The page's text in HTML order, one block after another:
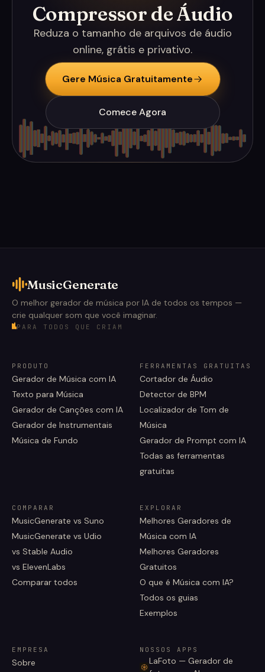
Compressor de Áudio
Reduza o tamanho de arquivos de áudio
online, grátis e privativo.
Gere Música Gratuitamente
Comece Agora
MusicGenerate
O melhor gerador de música por IA de todos os tempos —
crie qualquer som que você imaginar.
PARA TODOS QUE CRIAM
PRODUTO
Gerador de Música com IA
Texto para Música
Gerador de Canções com IA
Gerador de Instrumentais
Música de Fundo
FERRAMENTAS GRATUITAS
Cortador de Áudio
Detector de BPM
Localizador de Tom de
Música
Gerador de Prompt com IA
Todas as ferramentas
gratuitas
COMPARAR
MusicGenerate vs Suno
MusicGenerate vs Udio
vs Stable Audio
vs ElevenLabs
Comparar todos
EXPLORAR
Melhores Geradores de
Música com IA
Melhores Geradores
Gratuitos
O que é Música com IA?
Todos os guias
Exemplos
EMPRESA
Sobre
NOSSOS APPS
LaFoto — Gerador de